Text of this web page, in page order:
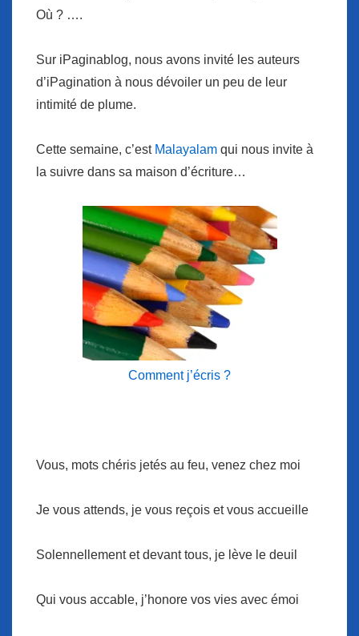
Où ? ….
Sur iPaginablog, nous avons invité les auteurs
d’iPagination à nous dévoiler un peu de leur
intimité de plume.
Cette semaine, c’est Malayalam qui nous invite à
la suivre dans sa maison d’écriture…
Comment j’écris ?
Vous, mots chéris jetés au feu, venez chez moi
Je vous attends, je vous reçois et vous accueille
Solennellement et devant tous, je lève le deuil
Qui vous accable, j’honore vos vies avec émoi